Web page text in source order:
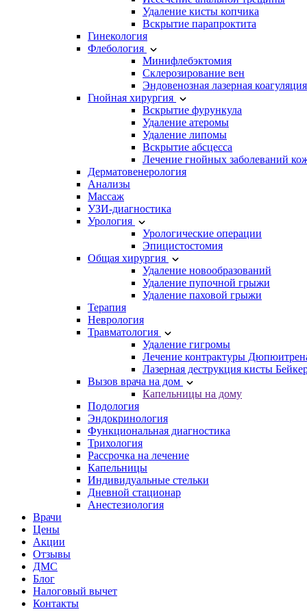
Удаление кисты копчика
Вскрытие парапроктита
Гинекология
Флебология
Минифлебэктомия
Склерозирование вен
Эндовенозная лазерная коагуляция
Гнойная хирургия
Вскрытие фурункула
Удаление атеромы
Удаление липомы
Вскрытие абсцесса
Лечение гнойных заболеваний
Дерматовенерология
Анализы
Массаж
УЗИ-диагностика
Урология
Урологические операции
Эпицистостомия
Общая хирургия
Удаление новообразований
Удаление пупочной грыжи
Удаление паховой грыжи
Терапия
Неврология
Травматология
Удаление гигромы
Лечение контрактуры
Лазерная деструкция кисты
Вызов врача на дом
Капельницы на дому
Подология
Эндокринология
Функциональная диагностика
Трихология
Рассрочка на лечение
Капельницы
Индивидуальные стельки
Дневной стационар
Анестезиология
Врачи
Цены
Акции
Отзывы
ДМС
Блог
Налоговый вычет
Контакты